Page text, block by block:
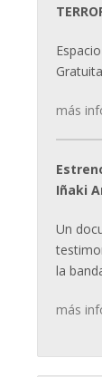
Gratuita
más
Iñaki
Un
la
más